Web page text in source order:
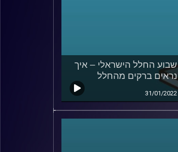
שבוע החלל הישראלי – איך
נראים ברקים מהחלל
31/01/2022